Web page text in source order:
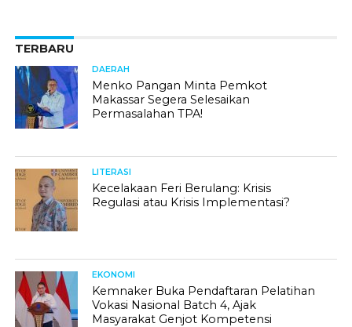
TERBARU
DAERAH
Menko Pangan Minta Pemkot
Makassar Segera Selesaikan
Permasalahan TPA!
LITERASI
Kecelakaan Feri Berulang: Krisis
Regulasi atau Krisis Implementasi?
EKONOMI
Kemnaker Buka Pendaftaran Pelatihan
Vokasi Nasional Batch 4, Ajak
Masyarakat Genjot Kompetensi